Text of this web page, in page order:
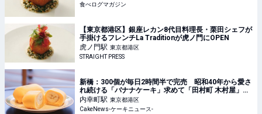
食べログマガジン
【東京都港区】銀座レカン8代目料理長・栗田シェフが
手掛けるフレンチLa Traditionが虎ノ門にOPEN
虎ノ門駅 東京都港区
STRAIGHT PRESS
新橋：300個が毎日2時間半で完売 昭和40年から愛さ
れ続ける「バナナケーキ」求めて「田村町 木村屋」を
訪問
内幸町駅 東京都港区
CakeNews-ケーキニュース-